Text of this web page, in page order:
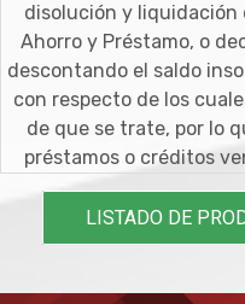
disolución y liquidación
Ahorro y Préstamo, o
descontando el saldo
con respecto de los
de que se trate, por lo
préstamos o créditos
LISTADO DE